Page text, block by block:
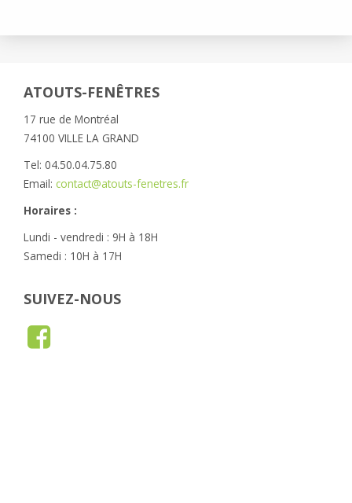
ATOUTS-FENÊTRES
17 rue de Montréal
74100 VILLE LA GRAND
Tel: 04.50.04.75.80
Email: contact@atouts-fenetres.fr
Horaires :
Lundi - vendredi : 9H à 18H
Samedi : 10H à 17H
SUIVEZ-NOUS